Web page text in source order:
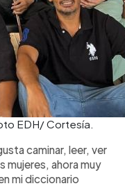
EDH/ Cortesía.
caminar, leer, ver
ahora muy
mi diccionario